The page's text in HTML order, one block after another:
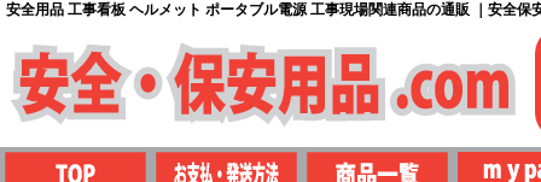
安全用品 工事看板 ヘルメット ポータブル電源 工事現場関連商品の通販 ｜安全保